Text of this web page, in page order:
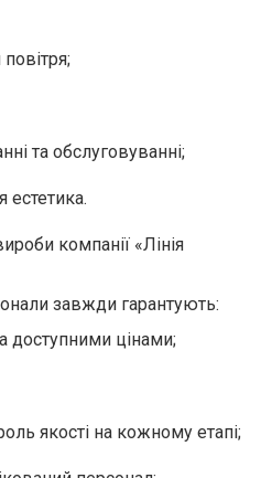
та обслуговуванні;
компанії «Лінія
завжди гарантують:
доступними цінами;
якості на кожному етапі;